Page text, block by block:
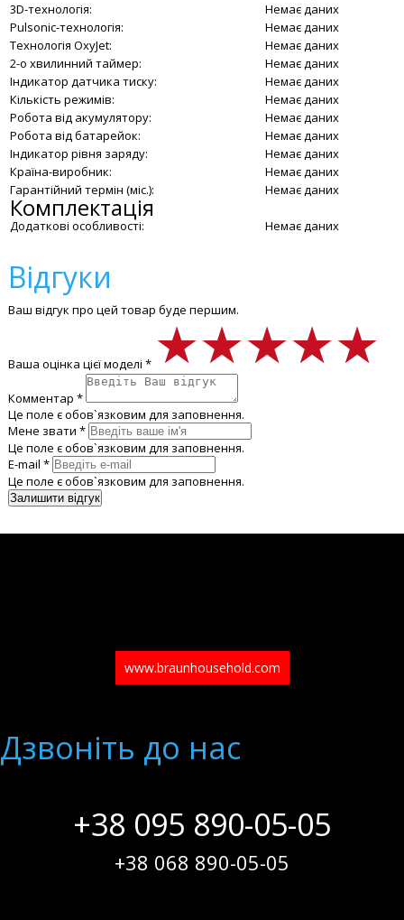
3D-технологія:
Немає даних
Pulsonic-технологія:
Немає даних
Технологія OxyJet:
Немає даних
2-о хвилинний таймер:
Немає даних
Індикатор датчика тиску:
Немає даних
Кількість режимів:
Немає даних
Робота від акумулятору:
Немає даних
Робота від батарейок:
Немає даних
Індикатор рівня заряду:
Немає даних
Країна-виробник:
Немає даних
Гарантійний термін (міс.):
Немає даних
Комплектація
Додаткові особливості: Немає даних
Відгуки
Ваш відгук про цей товар буде першим.
Ваша оцінка цієї моделі * ★★★★★
★★★★★
★★★★★
Комментар *
Це поле є обов`язковим для заповнення.
Мене звати *
Це поле є обов`язковим для заповнення.
E-mail *
Це поле є обов`язковим для заповнення.
www.braunhousehold.com
Дзвонiть до нас
+38 095 890-05-05
+38 068 890-05-05